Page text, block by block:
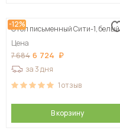
-12%
Стол письменный Сити-1, белый
Цена
7 684 6 724
за 3 дня
1отзыв
В корзину